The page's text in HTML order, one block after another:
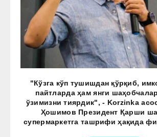
"Кўзга кўп тушишдан қўрқиб,
пайтларда ҳам янги
ўзимизни тиярдик", - Korzinka
Ҳошимов Президент Қарши
супермаркетга ташрифи ҳақида